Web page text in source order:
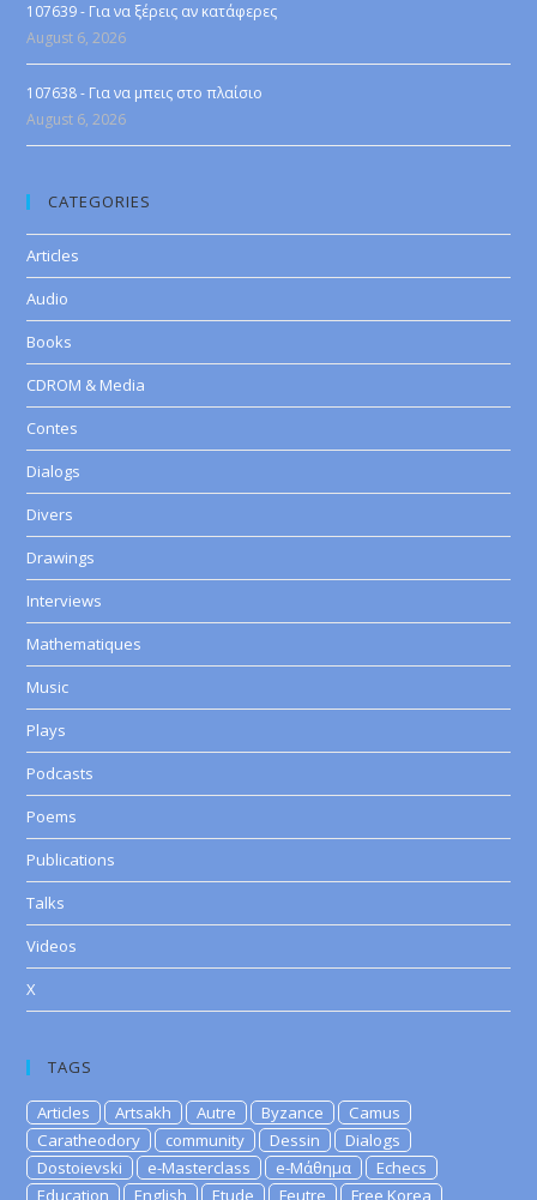
107639 - Για να ξέρεις αν κατάφερες
August 6, 2026
107638 - Για να μπεις στο πλαίσιο
August 6, 2026
CATEGORIES
Articles
Audio
Books
CDROM & Media
Contes
Dialogs
Divers
Drawings
Interviews
Mathematiques
Music
Plays
Podcasts
Poems
Publications
Talks
Videos
X
TAGS
Articles Artsakh Autre Byzance
Camus
Caratheodory
community Dessin
Dialogs
Dostoievski
e-Masterclass e-Μάθημα
Echecs
Education
English Etude Feutre
Free Korea